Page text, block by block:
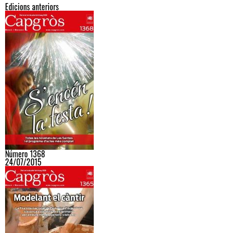
Edicions anteriors
Número 1368
24/07/2015